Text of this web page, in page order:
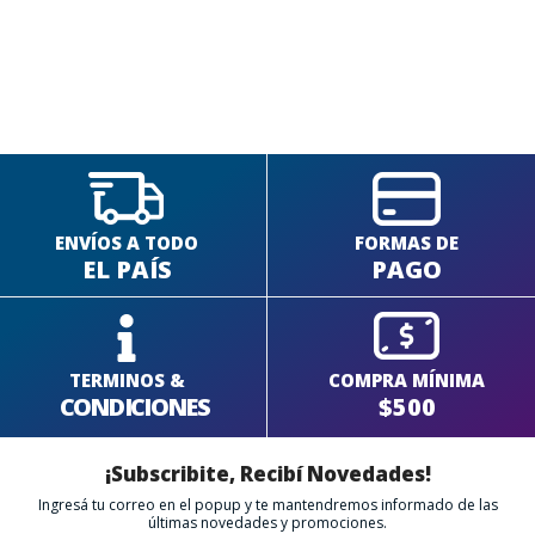
ENVÍOS A TODO
EL PAÍS
FORMAS DE
PAGO
TERMINOS &
CONDICIONES
COMPRA MÍNIMA
$500
¡Subscribite, Recibí Novedades!
Ingresá tu correo en el popup y te mantendremos informado de las
últimas novedades y promociones.